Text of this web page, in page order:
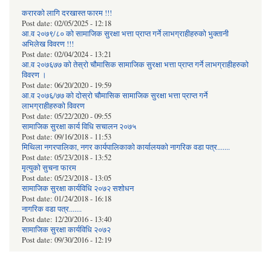
करारको लागि दरखास्त फारम !!!
Post date: 02/05/2025 - 12:18
आ.व २०७९/८० को सामाजिक सुरक्षा भत्ता प्राप्त गर्ने लाभग्राहीहरुको भुक्तानी
अभिलेख विवरण !!!
Post date: 02/04/2024 - 13:21
आ.व २०७६७७ को तेस्रो चौमासिक सामाजिक सुरक्षा भत्ता प्राप्त गर्ने लाभग्राहीहरुको
विवरण ।
Post date: 06/20/2020 - 19:59
आ.व २०७६/७७ को दोस्रो चौमासिक सामाजिक सुरक्षा भत्ता प्राप्त गर्ने
लाभग्राहीहरुको विवरण
Post date: 05/22/2020 - 09:55
सामाजिक सुरक्षा कार्य विधि स‌चालन २०७५
Post date: 09/16/2018 - 11:53
मिथिला नगरपालिका, नगर कार्यपालिकाको कार्यालयकाे नागरिक वडा पत्र.......
Post date: 05/23/2018 - 13:52
मृत्युको सुचना फारम
Post date: 05/23/2018 - 13:05
सामाजिक सुरक्षा कार्यविधि २०७२ स‌शाेधन
Post date: 01/24/2018 - 16:18
नागरिक वडा पत्र.......
Post date: 12/20/2016 - 13:40
सामाजिक सुरक्षा कार्यविधि २०७२
Post date: 09/30/2016 - 12:19